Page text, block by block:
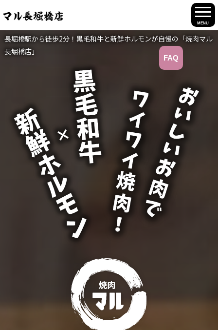
MENU
長堀橋駅から徒歩2分！黒毛和牛と新鮮ホルモンが自慢の「焼肉マル
長堀橋店」
FAQ